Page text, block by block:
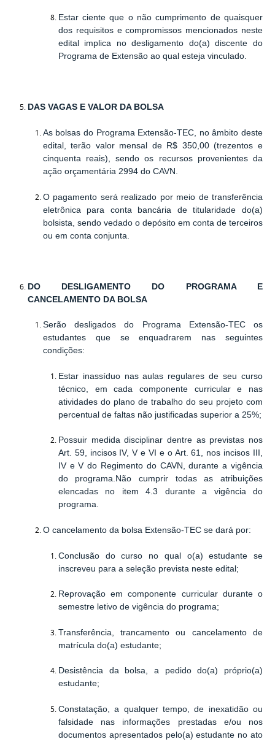
Estar ciente que o não cumprimento de quaisquer
dos requisitos e compromissos mencionados neste
edital implica no desligamento do(a) discente do
Programa de Extensão ao qual esteja vinculado.
DAS VAGAS E VALOR DA BOLSA
As bolsas do Programa Extensão-TEC, no âmbito deste
edital, terão valor mensal de R$ 350,00 (trezentos e
cinquenta reais), sendo os recursos provenientes da
ação orçamentária 2994 do CAVN.
O pagamento será realizado por meio de transferência
eletrônica para conta bancária de titularidade do(a)
bolsista, sendo vedado o depósito em conta de terceiros
ou em conta conjunta.
DO DESLIGAMENTO DO PROGRAMA E
CANCELAMENTO DA BOLSA
Serão desligados do Programa Extensão-TEC os
estudantes que se enquadrarem nas seguintes
condições:
Estar inassíduo nas aulas regulares de seu curso
técnico, em cada componente curricular e nas
atividades do plano de trabalho do seu projeto com
percentual de faltas não justificadas superior a 25%;
Possuir medida disciplinar dentre as previstas nos
Art. 59, incisos IV, V e VI e o Art. 61, nos incisos III,
IV e V do Regimento do CAVN, durante a vigência
do programa.Não cumprir todas as atribuições
elencadas no item 4.3 durante a vigência do
programa.
O cancelamento da bolsa Extensão-TEC se dará por:
Conclusão do curso no qual o(a) estudante se
inscreveu para a seleção prevista neste edital;
Reprovação em componente curricular durante o
semestre letivo de vigência do programa;
Transferência, trancamento ou cancelamento de
matrícula do(a) estudante;
Desistência da bolsa, a pedido do(a) próprio(a)
estudante;
Constatação, a qualquer tempo, de inexatidão ou
falsidade nas informações prestadas e/ou nos
documentos apresentados pelo(a) estudante no ato